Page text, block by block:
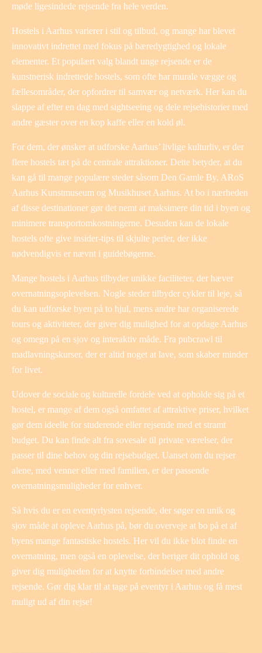
møde ligesindede rejsende fra hele verden.
Hostels i Aarhus varierer i stil og tilbud, og mange har blevet
innovativt indrettet med fokus på bæredygtighed og lokale
elementer. Et populært valg blandt unge rejsende er de
kunstnerisk indrettede hostels, som ofte har murale vægge og
fællesområder, der opfordrer til samvær og netværk. Her kan du
slappe af efter en dag med sightseeing og dele rejsehistorier med
andre gæster over en kop kaffe eller en kold øl.
For dem, der ønsker at udforske Aarhus’ livlige kulturliv, er der
flere hostels tæt på de centrale attraktioner. Dette betyder, at du
kan gå til mange populære steder såsom Den Gamle By, ARoS
Aarhus Kunstmuseum og Musikhuset Aarhus. At bo i nærheden
af ​​disse destinationer gør det nemt at maksimere din tid i byen og
minimere transportomkostningerne. Desuden kan de lokale
hostels ofte give insider-tips til skjulte perler, der ikke
nødvendigvis er nævnt i guidebøgerne.
Mange hostels i Aarhus tilbyder unikke faciliteter, der hæver
overnatningsoplevelsen. Nogle steder tilbyder cykler til leje, så
du kan udforske byen på to hjul, mens andre har organiserede
tours og aktiviteter, der giver dig mulighed for at opdage Aarhus
og omegn på en sjov og interaktiv måde. Fra pubcrawl til
madlavningskurser, der er altid noget at lave, som skaber minder
for livet.
Udover de sociale og kulturelle fordele ved at opholde sig på et
hostel, er mange af dem også omfattet af attraktive priser, hvilket
gør dem ideelle for studerende eller rejsende med et stramt
budget. Du kan finde alt fra sovesale til private værelser, der
passer til dine behov og din rejsebudget. Uanset om du rejser
alene, med venner eller med familien, er der passende
overnatningsmuligheder for enhver.
Så hvis du er en eventyrlysten rejsende, der søger en unik og
sjov måde at opleve Aarhus på, bør du overveje at bo på et af
byens mange fantastiske hostels. Her vil du ikke blot finde en
overnatning, men også en oplevelse, der beriger dit ophold og
giver dig muligheden for at knytte forbindelser med andre
rejsende. Gør dig klar til at tage på eventyr i Aarhus og få mest
muligt ud af din rejse!